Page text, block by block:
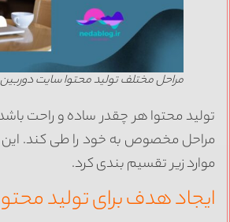
مراحل مختلف تولید محتوا سایت دوربین
محتوا هر چقدر ساده و راحت باشد،
مخصوص به خود را طی کند. این
زیر تقسیم بندی کرد.
هدف برای تولید محتوا